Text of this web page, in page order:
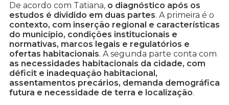
De acordo com Tatiana, o diagnóstico após os
estudos é dividido em duas partes. A primeira é o
contexto, com inserção regional e características
do município, condições institucionais e
normativas, marcos legais e regulatórios e
ofertas habitacionais. A segunda parte conta com
as necessidades habitacionais da cidade, com
déficit e inadequação habitacional,
assentamentos precários, demanda demográfica
futura e necessidade de terra e localização.